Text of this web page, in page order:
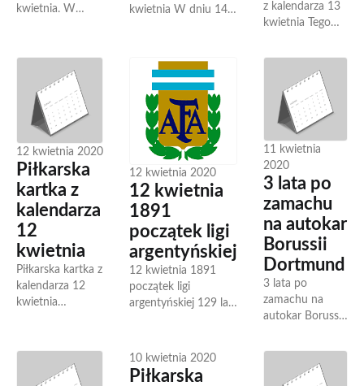
kwietnia. W
kwietnia to jeden
najciemniejszych
dat. Właśnie
tego...
kwietnia W dniu 14
Wojciech Kowalczyk,
wicemistrz olimpijski
z Barcelony z...
z kalendarza 13
kwietnia Tego
w piłce nożnej
założono grecki
klub AEK Ateny,
urodził się...
12 kwietnia 2020
Piłkarska
kartka z
kalendarza
12
kwietnia
Piłkarska kartka z
kalendarza 12
kwietnia
kwietnia to nie
tylko początek
ligowych
12 kwietnia 2020
12 kwietnia
1891
początek ligi
argentyńskiej
12 kwietnia 1891
początek ligi
argentyńskiej 129 lat
Argentynie rozegrano
pierwsze dwa mecze
11 kwietnia
2020
3 lata po
zamachu
na autokar
Borussii
Dortmund
3 lata po
zamachu na
autokar Borussii
kwietnia 2017
roku nieco
ponad godzinę
10 kwietnia 2020
Piłkarska